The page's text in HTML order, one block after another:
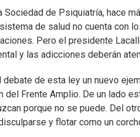
Sociedad de Psiquiatría, hace
de salud no cuenta con
Pero el presidente
y las adicciones deberán
de esta ley un nuevo
del Frente Amplio. De un lado
porque no se puede. Del
y flotar como un